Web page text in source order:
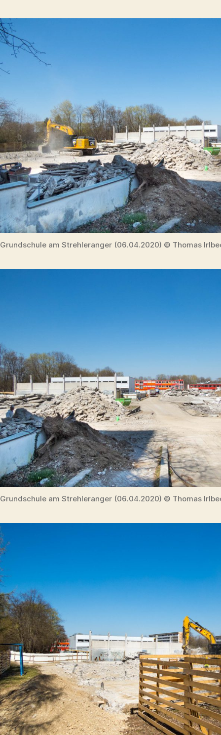
Grundschule am Strehleranger (06.04.2020) © Thomas
Grundschule am Strehleranger (06.04.2020) © Thomas